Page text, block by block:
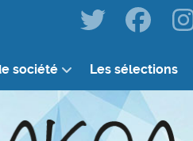
société Les sélections